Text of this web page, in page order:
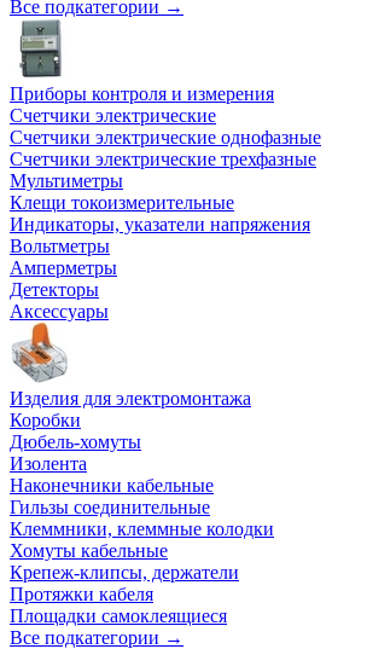
Все подкатегории →
Приборы контроля и измерения
Счетчики электрические
Счетчики электрические однофазные
Счетчики электрические трехфазные
Мультиметры
Клещи токоизмерительные
Индикаторы, указатели напряжения
Вольтметры
Амперметры
Детекторы
Аксессуары
Изделия для электромонтажа
Коробки
Дюбель-хомуты
Изолента
Наконечники кабельные
Гильзы соединительные
Клеммники, клеммные колодки
Хомуты кабельные
Крепеж-клипсы, держатели
Протяжки кабеля
Площадки самоклеящиеся
Все подкатегории →